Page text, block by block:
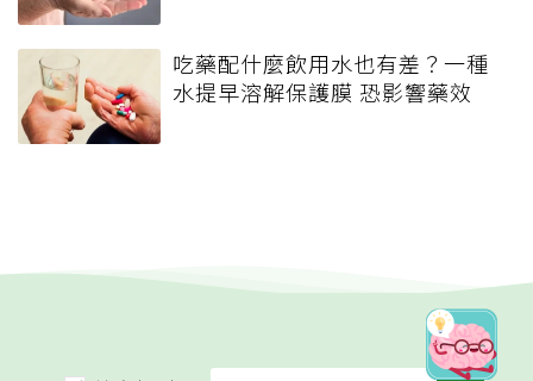
吃藥配什麼飲用水也有差？一種
水提早溶解保護膜 恐影響藥效